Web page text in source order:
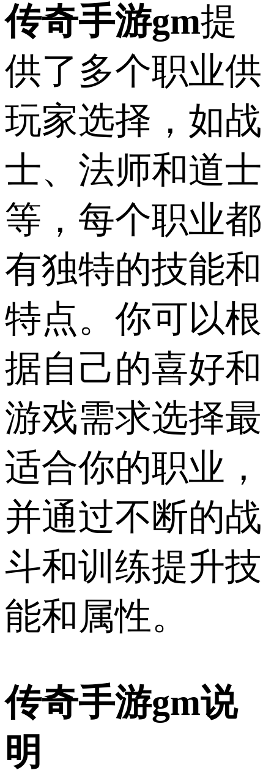
传奇手游gm提
供了多个职业供
玩家选择，如战
士、法师和道士
等，每个职业都
有独特的技能和
特点。你可以根
据自己的喜好和
游戏需求选择最
适合你的职业，
并通过不断的战
斗和训练提升技
能和属性。
传奇手游gm说
明